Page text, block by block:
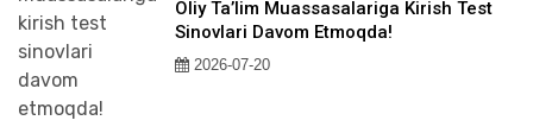
Oliy Ta’lim Muassasalariga Kirish Test
Sinovlari Davom Etmoqda!
2026-07-20